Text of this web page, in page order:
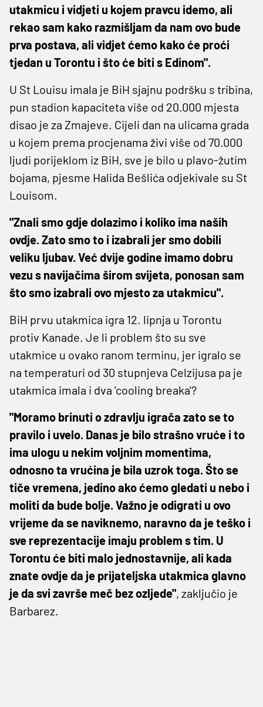
utakmicu i vidjeti u kojem pravcu idemo, ali
rekao sam kako razmišljam da nam ovo bude
prva postava, ali vidjet ćemo kako će proći
tjedan u Torontu i što će biti s Edinom".
U St Louisu imala je BiH sjajnu podršku s tribina,
pun stadion kapaciteta više od 20.000 mjesta
disao je za Zmajeve. Cijeli dan na ulicama grada
u kojem prema procjenama živi više od 70.000
ljudi porijeklom iz BiH, sve je bilo u plavo-žutim
bojama, pjesme Halida Bešlića odjekivale su St
Louisom.
"Znali smo gdje dolazimo i koliko ima naših
ovdje. Zato smo to i izabrali jer smo dobili
veliku ljubav. Već dvije godine imamo dobru
vezu s navijačima širom svijeta, ponosan sam
što smo izabrali ovo mjesto za utakmicu".
BiH prvu utakmica igra 12. lipnja u Torontu
protiv Kanade. Je li problem što su sve
utakmice u ovako ranom terminu, jer igralo se
na temperaturi od 30 stupnjeva Celzijusa pa je
utakmica imala i dva 'cooling breaka'?
"Moramo brinuti o zdravlju igrača zato se to
pravilo i uvelo. Danas je bilo strašno vruće i to
ima ulogu u nekim voljnim momentima,
odnosno ta vrućina je bila uzrok toga. Što se
tiče vremena, jedino ako ćemo gledati u nebo i
moliti da bude bolje. Važno je odigrati u ovo
vrijeme da se naviknemo, naravno da je teško i
sve reprezentacije imaju problem s tim. U
Torontu će biti malo jednostavnije, ali kada
znate ovdje da je prijateljska utakmica glavno
je da svi završe meč bez ozljede", zaključio je
Barbarez.